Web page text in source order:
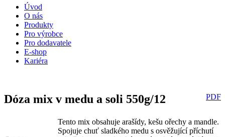
Úvod
O nás
Produkty
Pro výrobce
Pro dodavatele
E-shop
Kariéra
PDF
Dóza mix v medu a soli 550g/12
Tento mix obsahuje arašídy, kešu ořechy a mandle.
Spojuje chuť sladkého medu s osvěžující příchutí